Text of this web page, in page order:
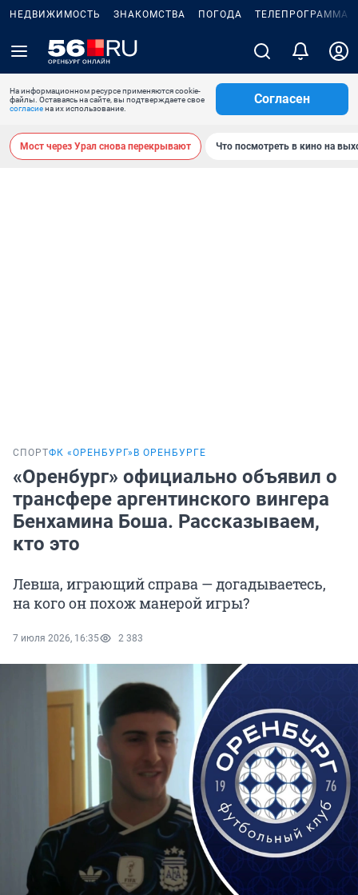
НЕДВИЖИМОСТЬ ЗНАКОМСТВА ПОГОДА ТЕЛЕПРОГРАММА
На информационном ресурсе применяются cookie-
файлы. Оставаясь на сайте, вы подтверждаете свое
согласиена их использование.
Согласен
Мост через Урал снова перекрывают Что посмотреть в кино на
СПОРТФК «ОРЕНБУРГ» В ОРЕНБУРГЕ
«Оренбург» официально объявил о
трансфере аргентинского вингера
Бенхамина Боша. Рассказываем,
кто это
Левша, играющий справа — догадываетесь,
на кого он похож манерой игры?
7 июля 2026, 16:35 2 383